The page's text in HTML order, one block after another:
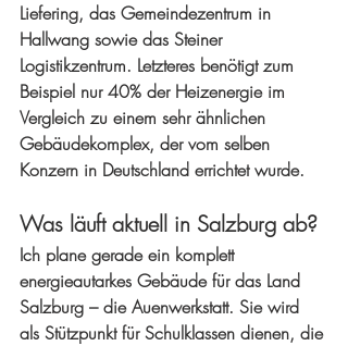
Liefering, das Gemeindezentrum in
Hallwang sowie das Steiner
Logistikzentrum. Letzteres benötigt zum
Beispiel nur 40% der Heizenergie im
Vergleich zu einem sehr ähnlichen
Gebäudekomplex, der vom selben
Konzern in Deutschland errichtet wurde.
Was läuft aktuell in Salzburg ab?
Ich plane gerade ein komplett
energieautarkes Gebäude für das Land
Salzburg – die Auenwerkstatt. Sie wird
als Stützpunkt für Schulklassen dienen, die